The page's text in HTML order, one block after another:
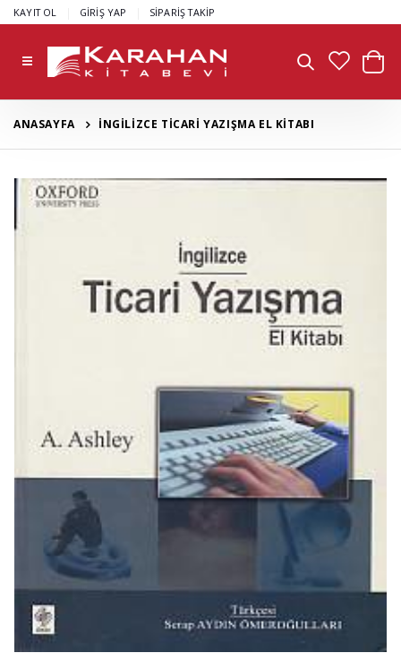
KAYIT OL GİRİŞ YAP SİPARİŞ TAKİP
ANASAYFA İNGİLİZCE TİCARİ YAZIŞMA EL KİTABI